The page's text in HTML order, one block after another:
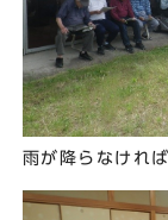
雨が降らなけれ